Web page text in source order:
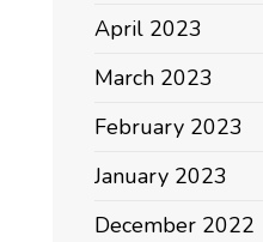
April 2023
March 2023
February 2023
January 2023
December 2022